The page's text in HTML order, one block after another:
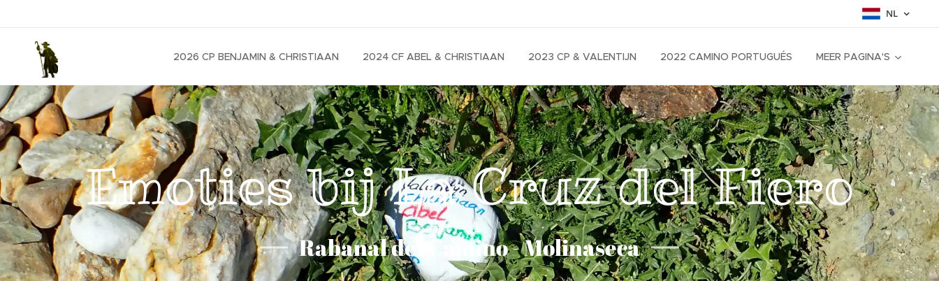
NL
2026 CP BENJAMIN & CHRISTIAAN 2024 CF ABEL & CHRISTIAAN 2023 CP & VALENTIJN 2022 CAMINO PORTUGUÉS MEER PAGINA'S
Emoties bij La Cruz del Fiero
Rabanal del Camino - Molinaseca